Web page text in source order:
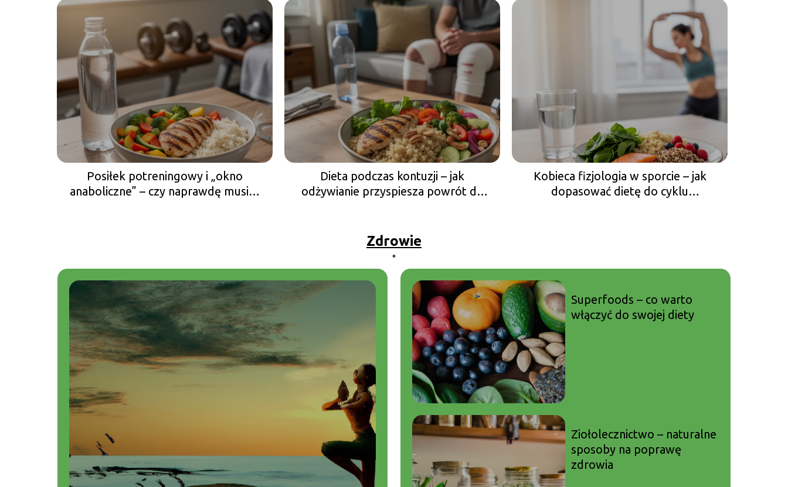
Posiłek potreningowy i „okno
anaboliczne” – czy naprawdę musisz
Dieta podczas kontuzji – jak
odżywianie przyspiesza powrót do
Kobieca fizjologia w sporcie – jak
dopasować dietę do cyklu
Zdrowie
Superfoods – co warto
włączyć do swojej diety
Ziołolecznictwo – naturalne
sposoby na poprawę
zdrowia